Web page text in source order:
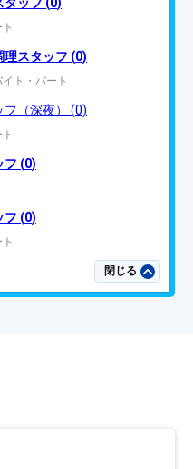
理スタッフ (0)
ト・パート
（深夜） (0)
フ (0)
フ (0)
閉じる